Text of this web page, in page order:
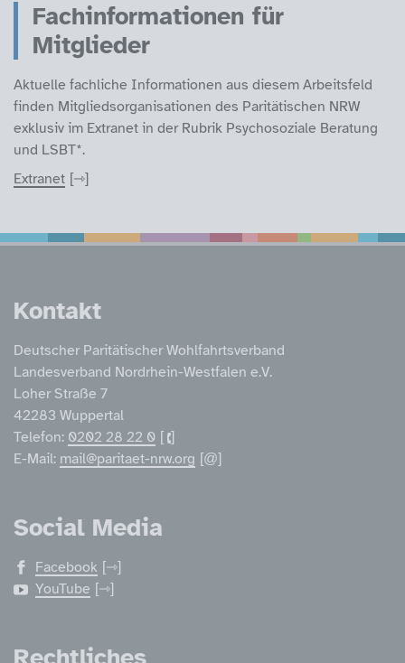
Fachinformationen für
Mitglieder
Aktuelle fachliche Informationen aus diesem Arbeitsfeld
finden Mitgliedsorganisationen des Paritätischen NRW
exklusiv im Extranet in der Rubrik Psychosoziale Beratung
und LSBT*.
Extranet
Service
Kontakt
Deutscher Paritätischer Wohlfahrtsverband
Landesverband Nordrhein-Westfalen e.V.
Loher Straße 7
42283 Wuppertal
Telefon: 0202 28 22 0
E-Mail: mail@paritaet-nrw.org
Social Media
Facebook
YouTube